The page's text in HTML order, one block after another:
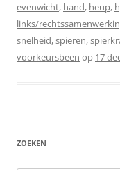
evenwicht, hand, heup,
links/
snelheid,spieren,
voorkeursbeen op 17
ZOEKEN